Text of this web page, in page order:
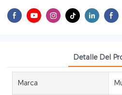
Detalle Del
Marca